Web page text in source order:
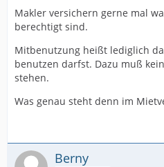
Makler versichern gerne mal
berechtigt sind.
Mitbenutzung heißt lediglich
benutzen darfst. Dazu muß
stehen.
Was genau steht denn im
Berny